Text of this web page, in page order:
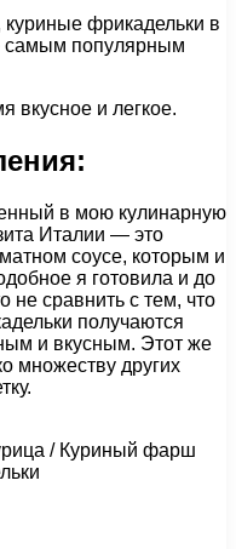
куриные фрикадельки в
самым популярным
вкусное и легкое.
в мою кулинарную
Италии — это
соусе, которым и
я готовила и до
не сравнить с тем, что
получаются
и вкусным. Этот же
множеству других
/ Куриный фарш